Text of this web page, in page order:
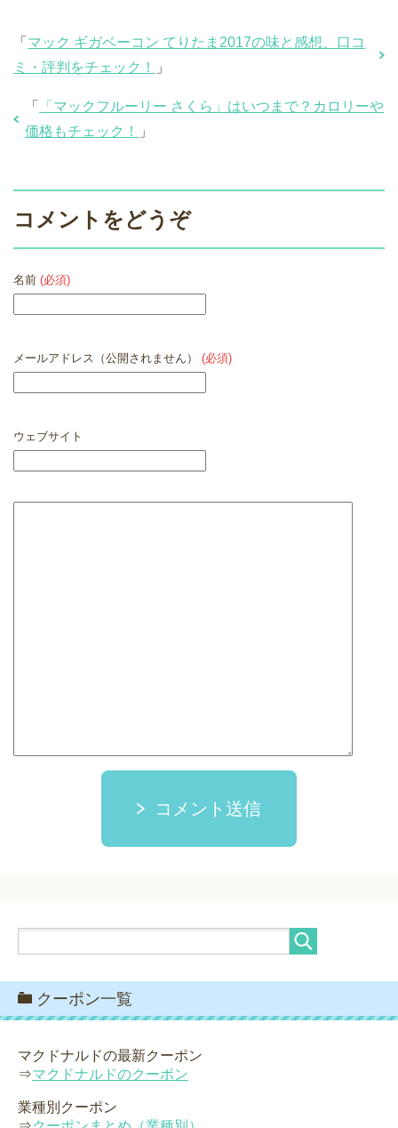
「 マック ギガベーコン てりたま2017の味と感想、口コ
ミ・評判をチェック！
」
「
「マックフルーリー さくら」はいつまで？カロリーや
価格もチェック！
」
コメントをどうぞ
名前 (必須)
メールアドレス（公開されません） (必須)
ウェブサイト
コメント送信
クーポン一覧
マクドナルドの最新クーポン
⇒マクドナルドのクーポン
業種別クーポン